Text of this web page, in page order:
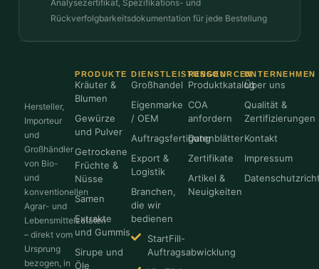
Analysezertifikat, Spezifikations- und
Rückverfolgbarkeitsdokumentation für jede Bestellung
Hersteller,
Importeur
und
Großhändler
von Bio-
und
konventionellen
Agrar- und
Lebensmittelzutaten
– direkt vom
Ursprung
bezogen, in
PRODUKTE
Kräuter &
Blumen
Gewürze
und Pulver
Getrockene
Früchte &
Nüsse
Samen
Extrakte
und Gummis
Sirupe und
Öle
DIENSTLEISTUNGEN
Großhandel
Eigenmarke
/ OEM
Auftragsfertigung
Export &
Logistik
Branchen,
die wir
bedienen
StartFill-
Auftragsabwicklung
RESSOURCEN
Produktkatalog
COA
anfordern
Datenblätter
Zertifikate
Artikel &
Neuigkeiten
UNTERNEHMEN
Über uns
Qualität &
Zertifizierungen
Kontakt
Impressum